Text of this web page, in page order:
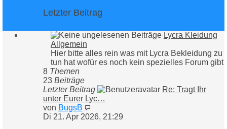
Letzter Beitrag
Lycra Kleidung
Allgemein
Hier bitte alles rein was mit Lycra Bekleidung zu
tun hat wofür es noch kein spezielles Forum gibt
8 Themen
23 Beiträge
Letzter Beitrag
Re: Tragt Ihr
unter Eurer Lyc…
von BugsB
Beitrag
Di 21. Apr 2026, 21:29